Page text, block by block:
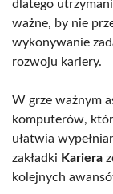
dlatego
ważne, by nie
wykonywanie
rozwoju kariery.
W grze ważnym
komputerów,
ułatwia
zakładki Kariera
kolejnych